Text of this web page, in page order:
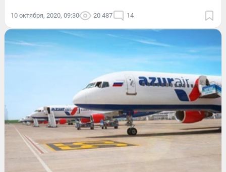
10 октября, 2020, 09:30 20 487 14